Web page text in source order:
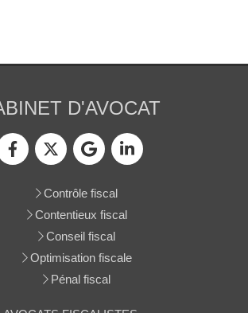
D'AVOCAT
Contrôle fiscal
Contentieux fiscal
Conseil fiscal
Optimisation fiscale
Pénal fiscal